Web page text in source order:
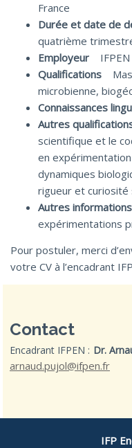
France
Durée et date de
quatrième
Employeur
IFPEN
Qualifications
microbienne,
Connaissances
Autres
scientifique et le
en
dynamiques
rigueur et
Autres informations
expérimentations
Pour postuler, merci
votre CV à l’encadrant
Contact
Encadrant IFPEN : Dr.
arnaud.pujol@ifpen.fr
IFP